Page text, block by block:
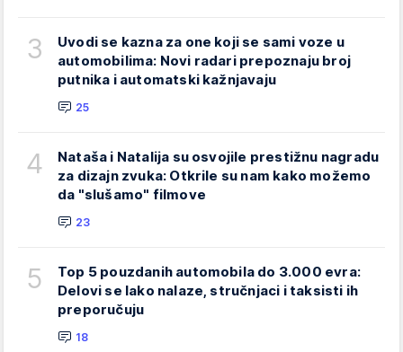
3
Uvodi se kazna za one koji se sami voze u
automobilima: Novi radari prepoznaju broj
putnika i automatski kažnjavaju
25
4
Nataša i Natalija su osvojile prestižnu nagradu
za dizajn zvuka: Otkrile su nam kako možemo
da "slušamo" filmove
23
5
Top 5 pouzdanih automobila do 3.000 evra:
Delovi se lako nalaze, stručnjaci i taksisti ih
preporučuju
18